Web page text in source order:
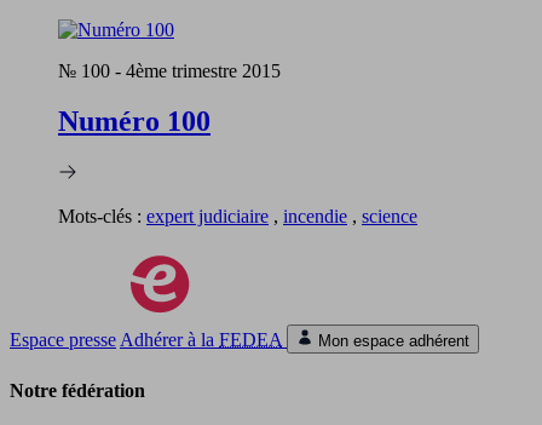
№ 100 - 4ème trimestre 2015
Numéro 100
Mots-clés : expert judiciaire , incendie , science
Espace presse Adhérer à la FEDEA Mon espace adhérent
Notre fédération